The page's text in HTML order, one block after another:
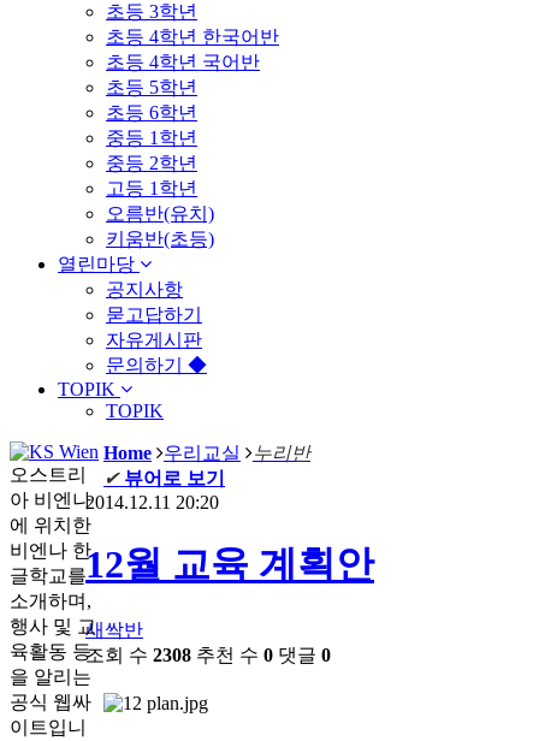
초등 3학년
초등 4학년 한국어반
초등 4학년 국어반
초등 5학년
초등 6학년
중등 1학년
중등 2학년
고등 1학년
오름반(유치)
키움반(초등)
열린마당
공지사항
묻고답하기
자유게시판
문의하기 ◆
TOPIK
TOPIK
Home 우리교실
누리반
✔ 뷰어로 보기
2014.12.11 20:20
12월 교육 계획안
새싹반
조회 수 2308 추천 수 0 댓글 0
오스트리
아 비엔나
에 위치한
비엔나 한
글학교를
소개하며,
행사 및 교
육활동 등
을 알리는
공식 웹싸
이트입니